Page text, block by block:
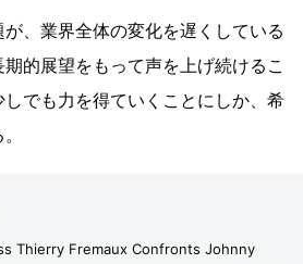
、業界全体の変化を遅くしている
的展望をもって声を上げ続けるこ
でも力を得ていくことにしか、希
Thierry Fremaux Confronts Johnny